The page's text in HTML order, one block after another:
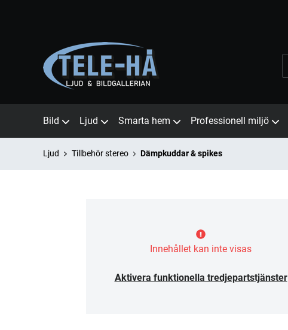
Bild Ljud Smarta hem Professionell miljö
Ljud Tillbehör stereo Dämpkuddar & spikes
Innehållet kan inte visas
Aktivera funktionella tredjepartstjänster